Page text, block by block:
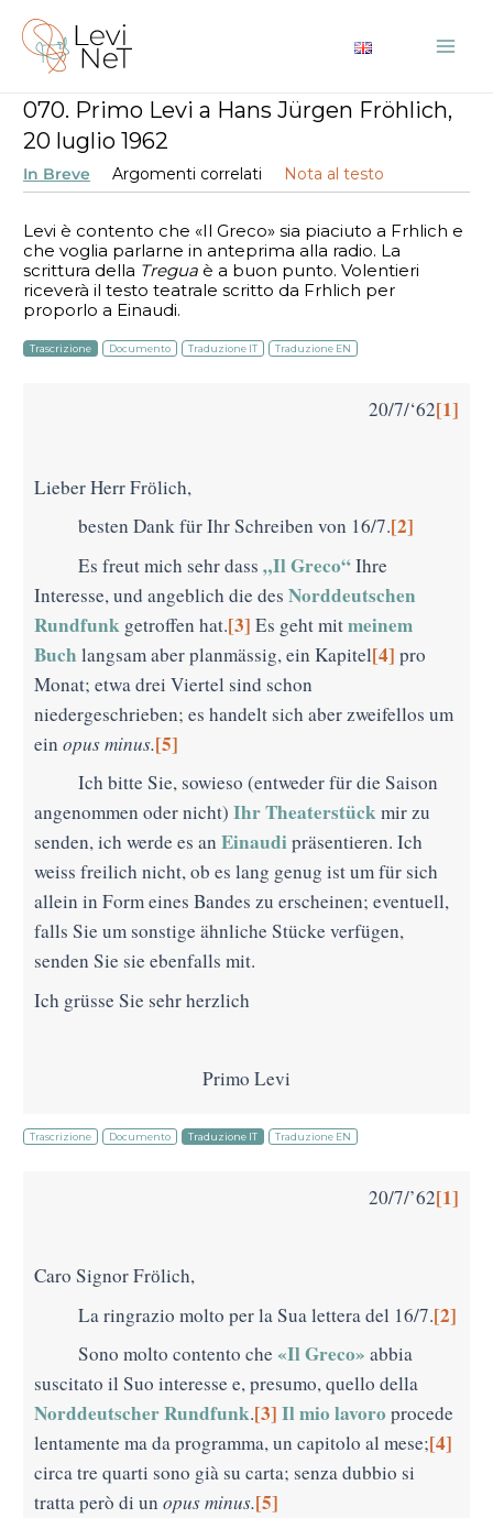
contenuto
070. Primo Levi a Hans Jürgen Fröhlich,
20 luglio 1962
In Breve Argomenti correlati Nota al testo
Levi è contento che «Il Greco» sia piaciuto a Frӧhlich e
che voglia parlarne in anteprima alla radio. La
scrittura della Tregua è a buon punto. Volentieri
riceverà il testo teatrale scritto da Frӧhlich per
proporlo a Einaudi.
Trascrizione Documento Traduzione IT Traduzione EN
20/7/‘62[1]
Lieber Herr Frӧlich,
besten Dank für Ihr Schreiben von 16/7.[2]
Es freut mich sehr dass „Il Greco“Ihre
Interesse, und angeblich die des Norddeutschen
Rundfunk getroffen hat.[3] Es geht mitmeinem
Buch langsam aber planmässig, ein Kapitel[4] pro
Monat; etwa drei Viertel sind schon
niedergeschrieben; es handelt sich aber zweifellos um
ein opus minus.[5]
Ich bitte Sie, sowieso (entweder für die Saison
angenommen oder nicht) Ihr Theaterstückmir zu
senden, ich werde es an Einaudipräsentieren. Ich
weiss freilich nicht, ob es lang genug ist um für sich
allein in Form eines Bandes zu erscheinen; eventuell,
falls Sie um sonstige ähnliche Stücke verfügen,
senden Sie sie ebenfalls mit.
Ich grüsse Sie sehr herzlich
Primo Levi
Trascrizione Documento Traduzione IT Traduzione EN
20/7/’62[1]
Caro Signor Frӧlich,
La ringrazio molto per la Sua lettera del 16/7.[2]
Sono molto contento che «Il Greco» abbia
suscitato il Suo interesse e, presumo, quello della
Norddeutscher Rundfunk.[3] Il mio lavoro procede
lentamente ma da programma, un capitolo al mese;[4]
circa tre quarti sono già su carta; senza dubbio si
tratta però di un opus minus.[5]